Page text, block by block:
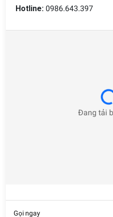
mẫu bàn ăn gỗ, bàn ăn mặt
từng không gian khác nhau.
gọn, tiết kiệm diện tích, phù
gồm 4 thành viên. Với bộ sản
dễ dàng di chuyển, lắp đặt ở
Bộ bàn ăn 6 ghế là lựa chọn
các gia đình đa thế hệ. Với
Hotline: 0986.643.397
Đang tải
Gọi ngay